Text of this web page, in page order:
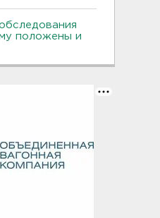
положены и